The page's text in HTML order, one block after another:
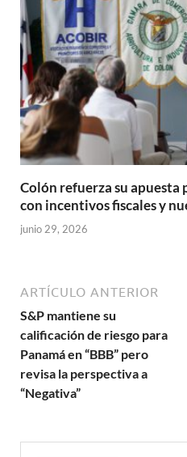
Colón refuerza su
con incentivos fiscales y
junio 29, 2026
ARTÍCULO ANTERIOR
S&P mantiene su
calificación de riesgo para
Panamá en “BBB” pero
revisa la perspectiva a
“Negativa”